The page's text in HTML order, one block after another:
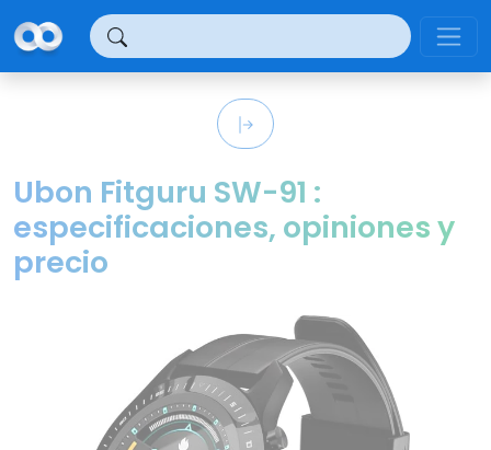
Ubon Fitguru SW-91 :
especificaciones, opiniones y
precio
Panel de gestión de cookies